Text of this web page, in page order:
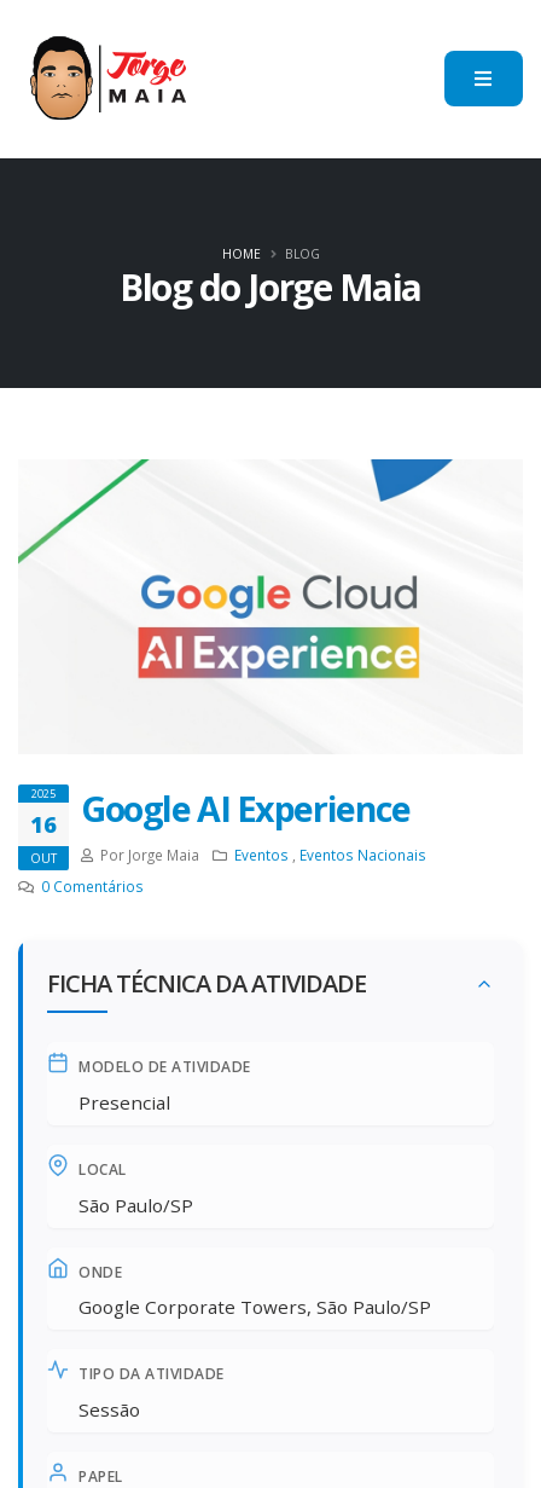
Blog do Jorge Maia
HOME BLOG
2025
16
OUT
Google AI Experience
Por Jorge Maia Eventos , Eventos Nacionais
0 Comentários
FICHA TÉCNICA DA ATIVIDADE
MODELO DE ATIVIDADE
Presencial
LOCAL
São Paulo/SP
ONDE
Google Corporate Towers, São Paulo/SP
TIPO DA ATIVIDADE
Sessão
PAPEL